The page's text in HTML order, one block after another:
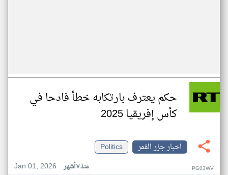
حكم يعترف بارتكابه خطأ فادحا في
كأس إفريقيا 2025
اخبار جزر القمر
Politics
Jan 01, 2026
منذ ٧ أشهر PG03WV